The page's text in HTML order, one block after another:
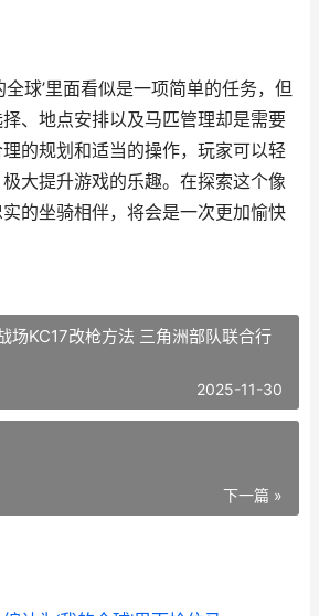
全球’里面看似是一项简单的任务，但
、地点安排以及马匹管理却是需要
的规划和适当的操作，玩家可以轻
大提升游戏的乐趣。在探索这个像
的坐骑相伴，将会是一次更加愉快
场KC17改枪方法 三角洲部队联合行
2025-11-30
下一篇 »